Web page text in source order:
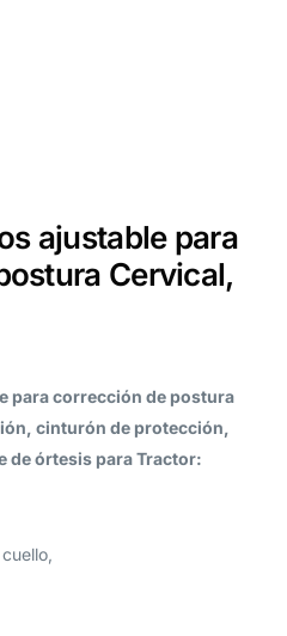
ajustable para
Cervical,
para corrección de postura
cinturón de protección,
de órtesis para Tractor: